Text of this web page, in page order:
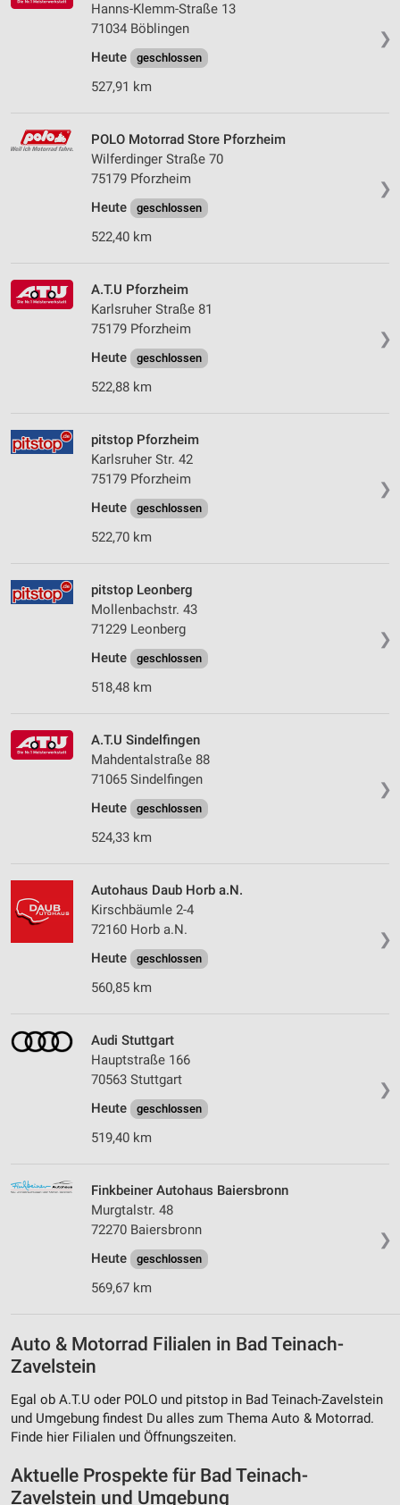
❯
Hanns-Klemm-Straße 13
71034 Böblingen
Heute
geschlossen
527,91 km
❯
POLO Motorrad Store Pforzheim
Wilferdinger Straße 70
75179 Pforzheim
Heute
geschlossen
522,40 km
❯
A.T.U Pforzheim
Karlsruher Straße 81
75179 Pforzheim
Heute
geschlossen
522,88 km
❯
pitstop Pforzheim
Karlsruher Str. 42
75179 Pforzheim
Heute
geschlossen
522,70 km
❯
pitstop Leonberg
Mollenbachstr. 43
71229 Leonberg
Heute
geschlossen
518,48 km
❯
A.T.U Sindelfingen
Mahdentalstraße 88
71065 Sindelfingen
Heute
geschlossen
524,33 km
❯
Autohaus Daub Horb a.N.
Kirschbäumle 2-4
72160 Horb a.N.
Heute
geschlossen
560,85 km
❯
Audi Stuttgart
Hauptstraße 166
70563 Stuttgart
Heute
geschlossen
519,40 km
❯
Finkbeiner Autohaus Baiersbronn
Murgtalstr. 48
72270 Baiersbronn
Heute
geschlossen
569,67 km
Auto & Motorrad Filialen in Bad Teinach-
Zavelstein
Egal ob A.T.U oder POLO und pitstop in Bad Teinach-Zavelstein
und Umgebung findest Du alles zum Thema Auto & Motorrad.
Finde hier Filialen und Öffnungszeiten.
Aktuelle Prospekte für Bad Teinach-
Zavelstein und Umgebung